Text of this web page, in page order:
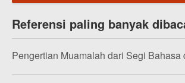
Referensi paling banyak
Pengertian Muamalah dari Segi Bahasa